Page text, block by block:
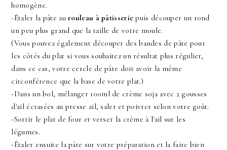
homogène.
-Étaler la pâte aurouleau à pâtisseriepuis découper un rond
un peu plus grand que la taille de votre moule.
(Vous pouvez également découper des bandes de pâte pour
les côtés du plat si vous souhaitez un résultat plus régulier,
dans ce cas, votre cercle de pâte doit avoir la même
circonférence que la base de votre plat.)
-Dans un bol, mélanger 100ml de crème soja avec 2 gousses
d'ail écrasées au presse ail, saler et poivrer selon votre goût.
-Sortir le plat de four et verser la crème à l'ail sur les
légumes.
-Étaler ensuite la pâte sur votre préparation et la faire bien